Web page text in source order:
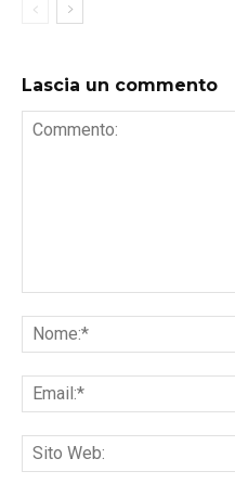
Lascia un commento